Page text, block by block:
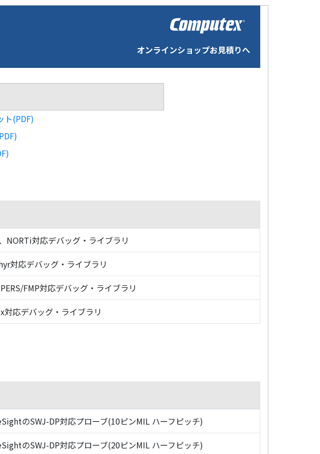
オンラインショップお見積りへ
ト(PDF)
NORTi対応デバッグ・ライブラリ
対応デバッグ・ライブラリ
FMP対応デバッグ・ライブラリ
対応デバッグ・ライブラリ
のSWJ-DP対応プローブ(10ピンMIL ハーフピッチ)
のSWJ-DP対応プローブ(20ピンMIL ハーフピッチ)